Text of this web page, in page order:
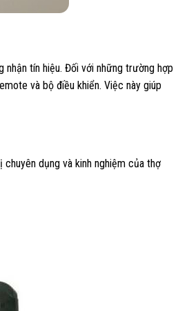
tín hiệu. Đối với những trường hợp
và bộ điều khiển. Việc này giúp
dụng và kinh nghiệm của thợ